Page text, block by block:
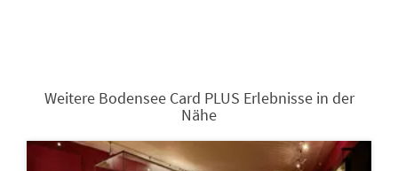
Weitere Bodensee Card PLUS Erlebnisse in der
Nähe